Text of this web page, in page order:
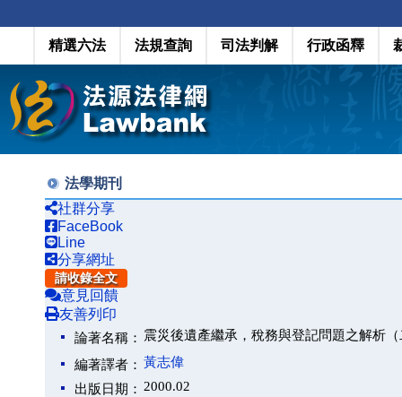
精選六法 法規查詢 司法判解 行政函釋
法學期刊
社群分享
FaceBook
Line
分享網址
請收錄全文
意見回饋
友善列印
論著名稱： 震災後遺產繼承，稅務與登記問題之解析
編著譯者： 黃志偉
出版日期： 2000.02